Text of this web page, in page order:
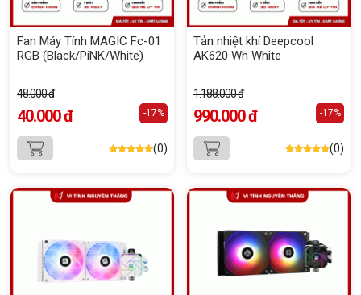
Fan Máy Tính MAGIC Fc-01
RGB (Black/PiNK/White)
48.000 đ
40.000 đ -17%
(0)
Tản nhiệt khí Deepcool
AK620 Wh White
1.188.000 đ
990.000 đ -17%
(0)